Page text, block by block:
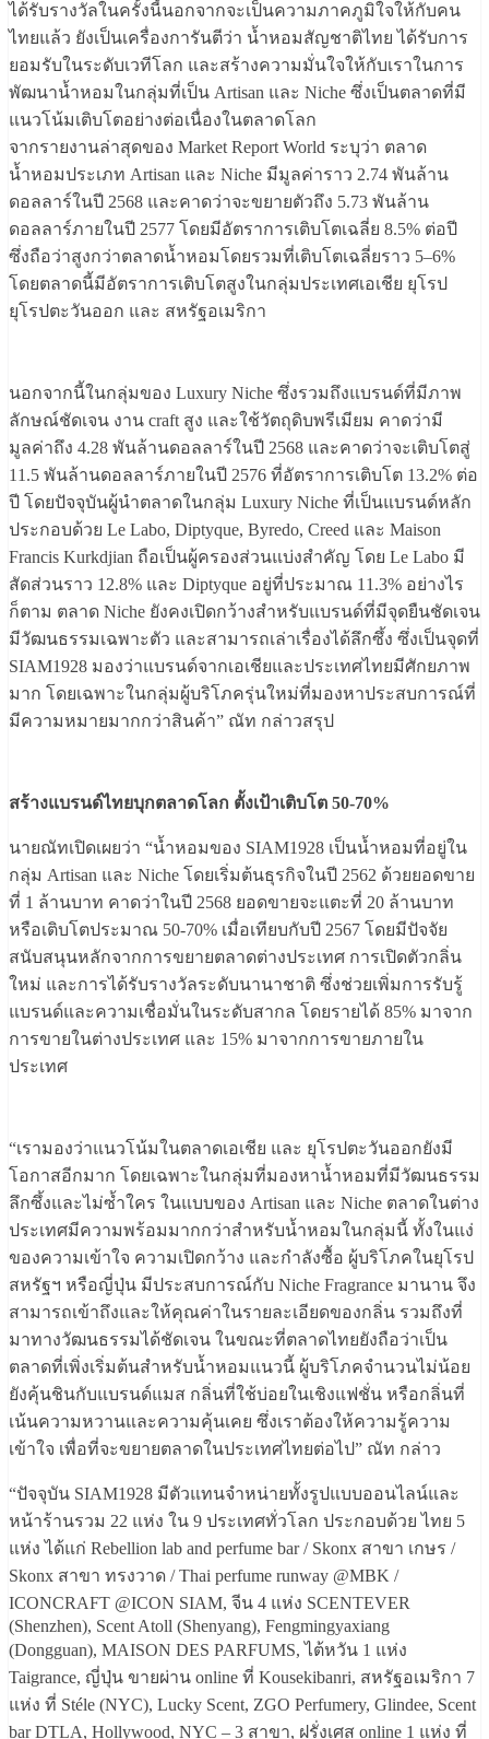
ได้รับรางวัลในครั้งนี้นอกจากจะเป็นความภาคภูมิใจให้กับคน
ไทยแล้ว ยังเป็นเครื่องการันตีว่า น้ำหอมสัญชาติไทย ได้รับการ
ยอมรับในระดับเวทีโลก และสร้างความมั่นใจให้กับเราในการ
พัฒนาน้ำหอมในกลุ่มที่เป็น Artisan และ Niche ซึ่งเป็นตลาดที่มี
แนวโน้มเติบโตอย่างต่อเนื่องในตลาดโลก
จากรายงานล่าสุดของ Market Report World ระบุว่า ตลาด
น้ำหอมประเภท Artisan และ Niche มีมูลค่าราว 2.74 พันล้าน
ดอลลาร์ในปี 2568 และคาดว่าจะขยายตัวถึง 5.73 พันล้าน
ดอลลาร์ภายในปี 2577 โดยมีอัตราการเติบโตเฉลี่ย 8.5% ต่อปี
ซึ่งถือว่าสูงกว่าตลาดน้ำหอมโดยรวมที่เติบโตเฉลี่ยราว 5–6%
โดยตลาดนี้มีอัตราการเติบโตสูงในกลุ่มประเทศเอเชีย ยุโรป
ยุโรปตะวันออก และ สหรัฐอเมริกา
นอกจากนี้ในกลุ่มของ Luxury Niche ซึ่งรวมถึงแบรนด์ที่มีภาพ
ลักษณ์ชัดเจน งาน craft สูง และใช้วัตถุดิบพรีเมียม คาดว่ามี
มูลค่าถึง 4.28 พันล้านดอลลาร์ในปี 2568 และคาดว่าจะเติบโตสู่
11.5 พันล้านดอลลาร์ภายในปี 2576 ที่อัตราการเติบโต 13.2% ต่อ
ปี โดยปัจจุบันผู้นำตลาดในกลุ่ม Luxury Niche ที่เป็นแบรนด์หลัก
ประกอบด้วย Le Labo, Diptyque, Byredo, Creed และ Maison
Francis Kurkdjian ถือเป็นผู้ครองส่วนแบ่งสำคัญ โดย Le Labo มี
สัดส่วนราว 12.8% และ Diptyque อยู่ที่ประมาณ 11.3% อย่างไร
ก็ตาม ตลาด Niche ยังคงเปิดกว้างสำหรับแบรนด์ที่มีจุดยืนชัดเจน
มีวัฒนธรรมเฉพาะตัว และสามารถเล่าเรื่องได้ลึกซึ้ง ซึ่งเป็นจุดที่
SIAM1928 มองว่าแบรนด์จากเอเชียและประเทศไทยมีศักยภาพ
มาก โดยเฉพาะในกลุ่มผู้บริโภครุ่นใหม่ที่มองหาประสบการณ์ที่
มีความหมายมากกว่าสินค้า” ณัท กล่าวสรุป
สร้างแบรนด์ไทยบุกตลาดโลก ตั้งเป้าเติบโต 50-70%
นายณัทเปิดเผยว่า “น้ำหอมของ SIAM1928 เป็นน้ำหอมที่อยู่ใน
กลุ่ม Artisan และ Niche โดยเริ่มต้นธุรกิจในปี 2562 ด้วยยอดขาย
ที่ 1 ล้านบาท คาดว่าในปี 2568 ยอดขายจะแตะที่ 20 ล้านบาท
หรือเติบโตประมาณ 50-70% เมื่อเทียบกับปี 2567 โดยมีปัจจัย
สนับสนุนหลักจากการขยายตลาดต่างประเทศ การเปิดตัวกลิ่น
ใหม่ และการได้รับรางวัลระดับนานาชาติ ซึ่งช่วยเพิ่มการรับรู้
แบรนด์และความเชื่อมั่นในระดับสากล โดยรายได้ 85% มาจาก
การขายในต่างประเทศ และ 15% มาจากการขายภายใน
ประเทศ
“เรามองว่าแนวโน้มในตลาดเอเชีย และ ยุโรปตะวันออกยังมี
โอกาสอีกมาก โดยเฉพาะในกลุ่มที่มองหาน้ำหอมที่มีวัฒนธรรม
ลึกซึ้งและไม่ซ้ำใคร ในแบบของ Artisan และ Niche ตลาดในต่าง
ประเทศมีความพร้อมมากกว่าสำหรับน้ำหอมในกลุ่มนี้ ทั้งในแง่
ของความเข้าใจ ความเปิดกว้าง และกำลังซื้อ ผู้บริโภคในยุโรป
สหรัฐฯ หรือญี่ปุ่น มีประสบการณ์กับ Niche Fragrance มานาน จึง
สามารถเข้าถึงและให้คุณค่าในรายละเอียดของกลิ่น รวมถึงที่
มาทางวัฒนธรรมได้ชัดเจน ในขณะที่ตลาดไทยยังถือว่าเป็น
ตลาดที่เพิ่งเริ่มต้นสำหรับน้ำหอมแนวนี้ ผู้บริโภคจำนวนไม่น้อย
ยังคุ้นชินกับแบรนด์แมส กลิ่นที่ใช้บ่อยในเชิงแฟชั่น หรือกลิ่นที่
เน้นความหวานและความคุ้นเคย ซึ่งเราต้องให้ความรู้ความ
เข้าใจ เพื่อที่จะขยายตลาดในประเทศไทยต่อไป” ณัท กล่าว
“ปัจจุบัน SIAM1928 มีตัวแทนจำหน่ายทั้งรูปแบบออนไลน์และ
หน้าร้านรวม 22 แห่ง ใน 9 ประเทศทั่วโลก ประกอบด้วย ไทย 5
แห่ง ได้แก่ Rebellion lab and perfume bar / Skonx สาขา เกษร /
Skonx สาขา ทรงวาด / Thai perfume runway @MBK /
ICONCRAFT @ICON SIAM, จีน 4 แห่ง SCENTEVER
(Shenzhen), Scent Atoll (Shenyang), Fengmingyaxiang
(Dongguan), MAISON DES PARFUMS, ไต้หวัน 1 แห่ง
Taigrance, ญี่ปุ่น ขายผ่าน online ที่ Kousekibanri, สหรัฐอเมริกา 7
แห่ง ที่ Stéle (NYC), Lucky Scent, ZGO Perfumery, Glindee, Scent
bar DTLA, Hollywood, NYC – 3 สาขา, ฝรั่งเศส online 1 แห่ง ที่